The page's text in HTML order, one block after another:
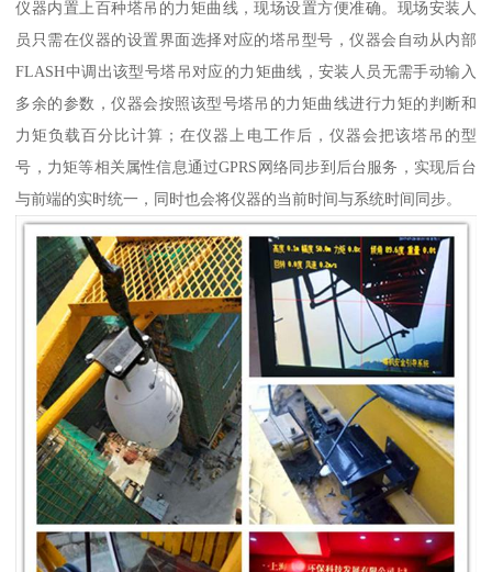
仪器内置上百种塔吊的力矩曲线，现场设置方便准确。现场安装人
员只需在仪器的设置界面选择对应的塔吊型号，仪器会自动从内部
FLASH中调出该型号塔吊对应的力矩曲线，安装人员无需手动输入
多余的参数，仪器会按照该型号塔吊的力矩曲线进行力矩的判断和
力矩负载百分比计算；在仪器上电工作后，仪器会把该塔吊的型
号，力矩等相关属性信息通过GPRS网络同步到后台服务，实现后台
与前端的实时统一，同时也会将仪器的当前时间与系统时间同步。